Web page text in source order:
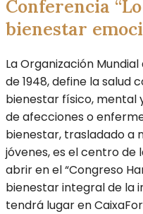
Conferencia
bienestar
La Organización
de 1948, define la salud
bienestar físico, mental
de afecciones o
bienestar, trasladado a
jóvenes, es el centro de
abrir en el “Congreso
bienestar integral de la
tendrá lugar en